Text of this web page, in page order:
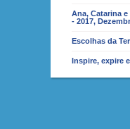
Ana, Catarina
- 2017,
Escolhas da
Inspire, expire